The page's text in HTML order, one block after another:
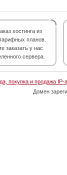
хостинга из
планов.
заказать у нас
сервера.
покупка и продажа IP-
Домен